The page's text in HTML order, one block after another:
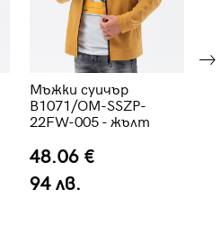
Мъжки суичър
B1071/OM-SSZP-
22FW-005 - жълт
48.06 €
94 лв.